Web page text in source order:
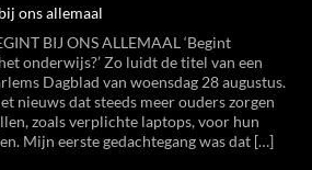
ons allemaal
BIJ ONS ALLEMAAL ‘Begint
onderwijs?’ Zo luidt de titel van een
Dagblad van woensdag 28 augustus.
nieuws dat steeds meer ouders zorgen
zoals verplichte laptops, voor hun
Mijn eerste gedachtegang was dat […]